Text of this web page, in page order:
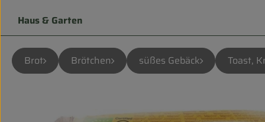
Haus & Garten
Brot Brötchen süßes Gebäck Toast,